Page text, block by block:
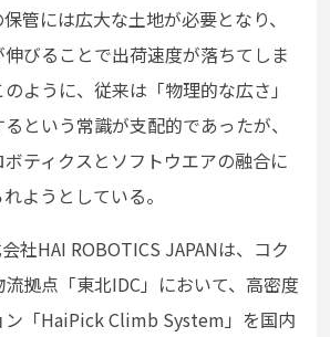
管には広大な土地が必要となり、
びることで出荷速度が落ちてしま
ように、従来は「物理的な広さ」
という常識が支配的であったが、
ティクスとソフトウエアの融合に
ようとしている。
社HAI ROBOTICS JAPANは、コク
拠点「東北IDC」において、高密度
ン「HaiPick Climb System」を国内